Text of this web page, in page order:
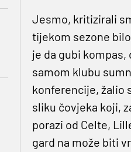
Jesmo, kritizirali
tijekom sezone
je da gubi kompas,
samom klubu
konferencije, žalio
sliku čovjeka koji,
porazi od Celte,
gard na može biti